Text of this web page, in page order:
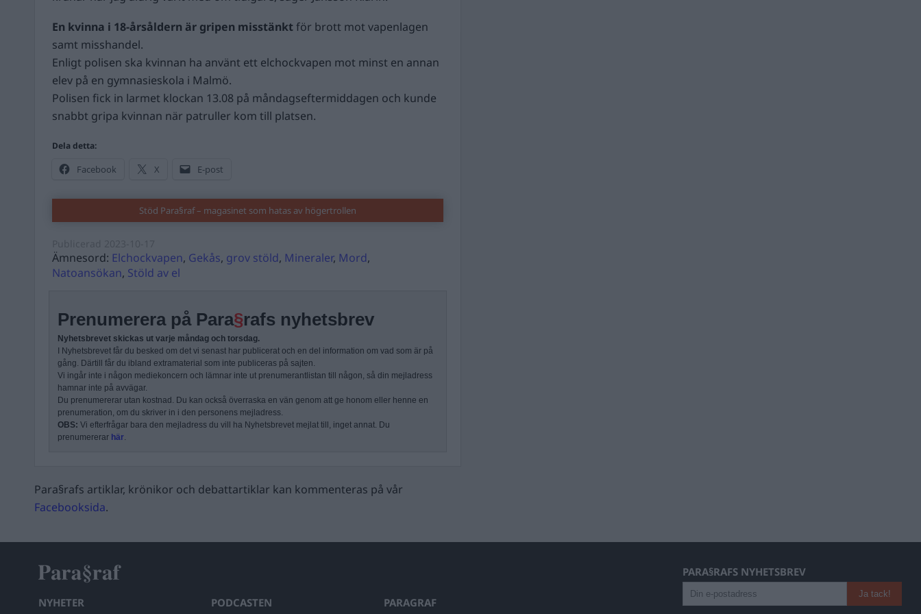
En kvinna i 18-årsåldern är gripen misstänktför brott mot vapenlagen
samt misshandel.
Enligt polisen ska kvinnan ha använt ett elchockvapen mot minst en annan
elev på en gymnasieskola i Malmö.
Polisen fick in larmet klockan 13.08 på måndagseftermiddagen och kunde
snabbt gripa kvinnan när patruller kom till platsen.
Dela detta:
Facebook X E-post
Stöd Para§raf – magasinet som hatas av högertrollen
Ämnesord: Elchockvapen, Gekås, grov stöld, Mineraler, Mord,
Natoansökan, Stöld av el
Prenumerera på Para§rafs nyhetsbrev
Nyhetsbrevet skickas ut varje måndag och torsdag.
I Nyhetsbrevet får du besked om det vi senast har publicerat och en del information om vad som är på
gång. Därtill får du ibland extramaterial som inte publiceras på sajten.
Vi ingår inte i någon mediekoncern och lämnar inte ut prenumerantlistan till någon, så din mejladress
hamnar inte på avvägar.
Du prenumererar utan kostnad. Du kan också överraska en vän genom att ge honom eller henne en
prenumeration, om du skriver in i den personens mejladress.
OBS: Vi efterfrågar bara den mejladress du vill ha Nyhetsbrevet mejlat till, inget annat. Du
prenumererar här.
Para§rafs artiklar, krönikor och debattartiklar kan kommenteras på vår
Facebooksida.
NYHETER PODCASTEN PARAGRAF
PARA§RAFS NYHETSBREV